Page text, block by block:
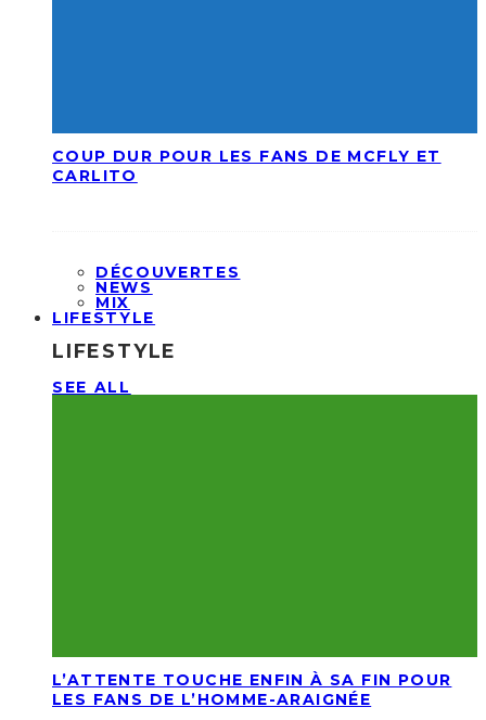
COUP DUR POUR LES FANS DE MCFLY ET
CARLITO
DÉCOUVERTES
NEWS
MIX
LIFESTYLE
LIFESTYLE
SEE ALL
L’ATTENTE TOUCHE ENFIN À SA FIN POUR
LES FANS DE L’HOMME-ARAIGNÉE